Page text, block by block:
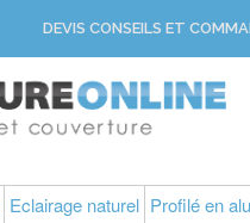
DEVIS CONSEILS ET
Eclairage naturel Profilé en